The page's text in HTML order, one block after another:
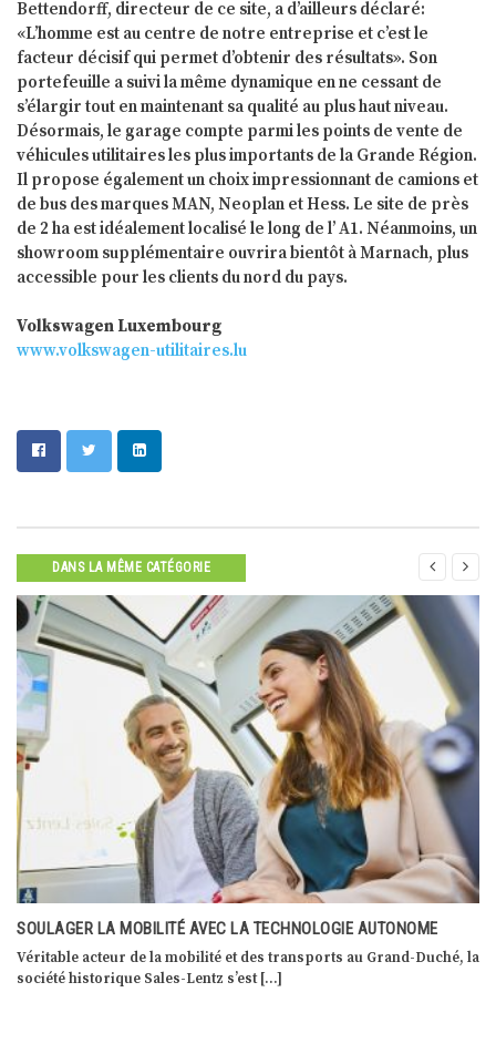
Bettendorff, directeur de ce site, a d’ailleurs déclaré:
«L’homme est au centre de notre entreprise et c’est le
facteur décisif qui permet d’obtenir des résultats». Son
portefeuille a suivi la même dynamique en ne cessant de
s’élargir tout en maintenant sa qualité au plus haut niveau.
Désormais, le garage compte parmi les points de vente de
véhicules utilitaires les plus importants de la Grande Région.
Il propose également un choix impressionnant de camions et
de bus des marques MAN, Neoplan et Hess. Le site de près
de 2 ha est idéalement localisé le long de l’ A1. Néanmoins, un
showroom supplémentaire ouvrira bientôt à Marnach, plus
accessible pour les clients du nord du pays.
Volkswagen Luxembourg
www.volkswagen-utilitaires.lu
DANS LA MÊME CATÉGORIE
UNE COOPÉRATIVE QUI TOURNE À PLEIN RÉGIME!
Gilles Gérard, directeur général chez Luxlait depuis quatre ans, a
plus d’un quart de siècle […]
 